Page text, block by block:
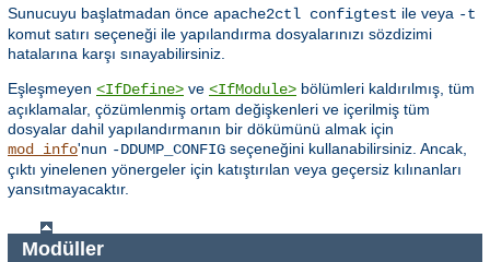
Sunucuyu başlatmadan önce apache2ctl configtest ile veya -t
komut satırı seçeneği ile yapılandırma dosyalarınızı sözdizimi
hatalarına karşı sınayabilirsiniz.
Eşleşmeyen <IfDefine> ve <IfModule> bölümleri kaldırılmış, tüm
açıklamalar, çözümlenmiş ortam değişkenleri ve içerilmiş tüm
dosyalar dahil yapılandırmanın bir dökümünü almak için
mod_info'nun -DDUMP_CONFIG seçeneğini kullanabilirsiniz. Ancak,
çıktı yinelenen yönergeler için katıştırılan veya geçersiz kılınanları
yansıtmayacaktır.
Modüller